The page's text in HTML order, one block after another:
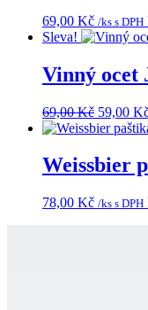
69,00 Kč /ks s DPH
Sleva!
Vinný ocet
69,00Kč Původní
cena
69,00
59,00
Weissbier
78,00 Kč /ks s DPH